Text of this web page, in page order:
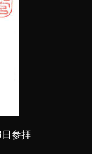
参拝